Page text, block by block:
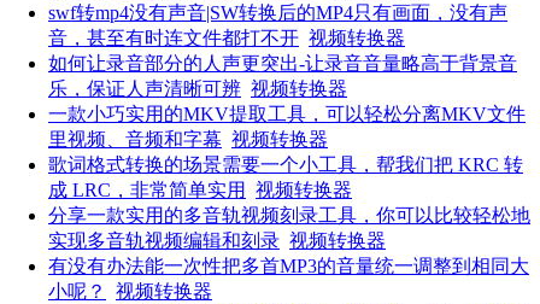
swf转mp4没有声音|SW转换后的MP4只有画面，没有声
音，甚至有时连文件都打不开 视频转换器
如何让录音部分的人声更突出-让录音音量略高于背景音
乐，保证人声清晰可辨 视频转换器
一款小巧实用的MKV提取工具，可以轻松分离MKV文件
里视频、音频和字幕 视频转换器
歌词格式转换的场景需要一个小工具，帮我们把 KRC 转
成 LRC，非常简单实用
视频转换器
分享一款实用的多音轨视频刻录工具，你可以比较轻松地
实现多音轨视频编辑和刻录 视频转换器
有没有办法能一次性把多首MP3的音量统一调整到相同大
小呢？
视频转换器